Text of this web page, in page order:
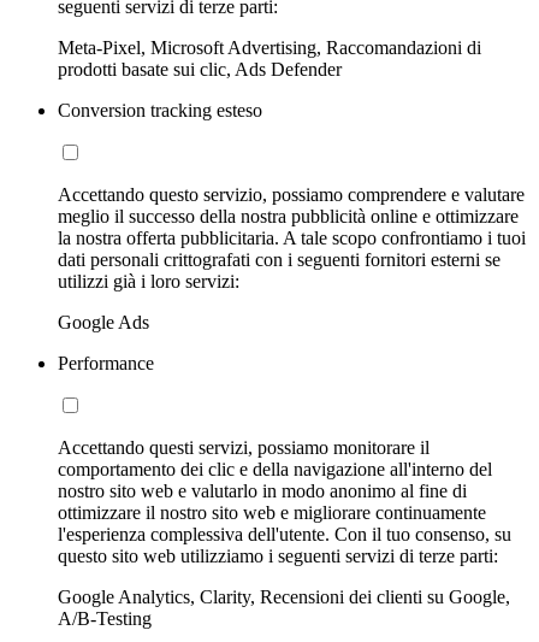
seguenti servizi di terze parti:
Meta-Pixel, Microsoft Advertising, Raccomandazioni di
prodotti basate sui clic, Ads Defender
Conversion tracking esteso
Accettando questo servizio, possiamo comprendere e valutare
meglio il successo della nostra pubblicità online e ottimizzare
la nostra offerta pubblicitaria. A tale scopo confrontiamo i tuoi
dati personali crittografati con i seguenti fornitori esterni se
utilizzi già i loro servizi:
Google Ads
Performance
Accettando questi servizi, possiamo monitorare il
comportamento dei clic e della navigazione all'interno del
nostro sito web e valutarlo in modo anonimo al fine di
ottimizzare il nostro sito web e migliorare continuamente
l'esperienza complessiva dell'utente. Con il tuo consenso, su
questo sito web utilizziamo i seguenti servizi di terze parti:
Google Analytics, Clarity, Recensioni dei clienti su Google,
A/B-Testing